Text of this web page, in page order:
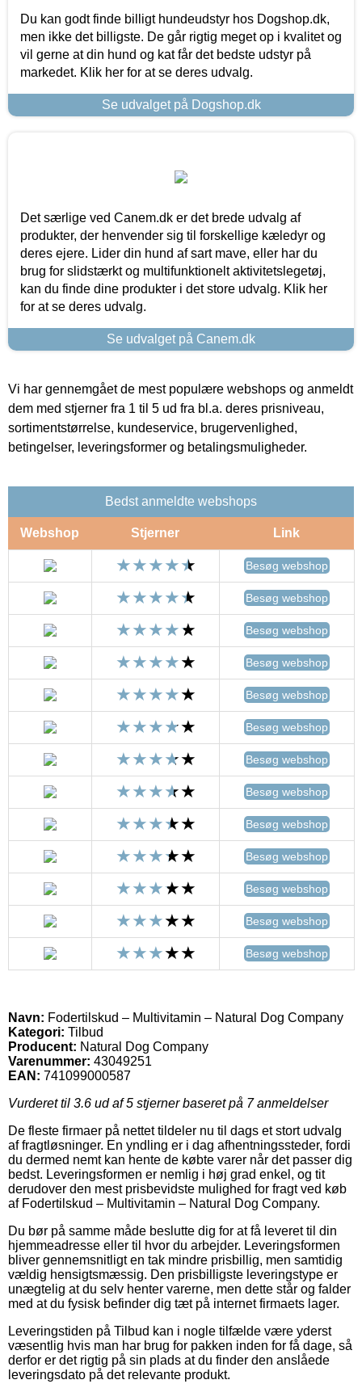
Du kan godt finde billigt hundeudstyr hos Dogshop.dk,
men ikke det billigste. De går rigtig meget op i kvalitet og
vil gerne at din hund og kat får det bedste udstyr på
markedet. Klik her for at se deres udvalg.
Se udvalget på Dogshop.dk
Det særlige ved Canem.dk er det brede udvalg af
produkter, der henvender sig til forskellige kæledyr og
deres ejere. Lider din hund af sart mave, eller har du
brug for slidstærkt og multifunktionelt aktivitetslegetøj,
kan du finde dine produkter i det store udvalg. Klik her
for at se deres udvalg.
Se udvalget på Canem.dk
Vi har gennemgået de mest populære webshops og anmeldt
dem med stjerner fra 1 til 5 ud fra bl.a. deres prisniveau,
sortimentstørrelse, kundeservice, brugervenlighed,
betingelser, leveringsformer og betalingsmuligheder.
Bedst anmeldte webshops
Webshop Stjerner Link
Besøg webshop
Besøg webshop
Besøg webshop
Besøg webshop
Besøg webshop
Besøg webshop
Besøg webshop
Besøg webshop
Besøg webshop
Besøg webshop
Besøg webshop
Besøg webshop
Besøg webshop
Navn: Fodertilskud – Multivitamin – Natural Dog Company
Kategori: Tilbud
Producent: Natural Dog Company
Varenummer: 43049251
EAN: 741099000587
Vurderet til 3.6 ud af 5 stjerner baseret på 7anmeldelser
De fleste firmaer på nettet tildeler nu til dags et stort udvalg
af fragtløsninger. En yndling er i dag afhentningssteder, fordi
du dermed nemt kan hente de købte varer når det passer dig
bedst. Leveringsformen er nemlig i høj grad enkel, og tit
derudover den mest prisbevidste mulighed for fragt ved køb
af Fodertilskud – Multivitamin – Natural Dog Company.
Du bør på samme måde beslutte dig for at få leveret til din
hjemmeadresse eller til hvor du arbejder. Leveringsformen
bliver gennemsnitligt en tak mindre prisbillig, men samtidig
vældig hensigtsmæssig. Den prisbilligste leveringstype er
unægtelig at du selv henter varerne, men dette står og falder
med at du fysisk befinder dig tæt på internet firmaets lager.
Leveringstiden på Tilbud kan i nogle tilfælde være yderst
væsentlig hvis man har brug for pakken inden for få dage, så
derfor er det rigtig på sin plads at du finder den anslåede
leveringsdato på det relevante produkt.